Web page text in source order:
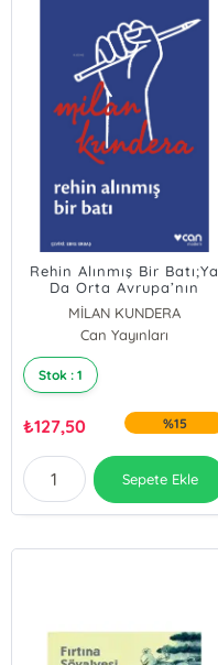
Rehin Alınmış Bir Batı;Ya
Da Orta Avrupa’nın
MİLAN KUNDERA
Esra Kökkılıç
Can Yayınları
Stok : 1
₺127,50 %15
Sepete Ekle